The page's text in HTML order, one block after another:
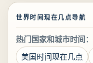
世界时间现在几点导航
热门国家和城市时间：
美国时间现在几点